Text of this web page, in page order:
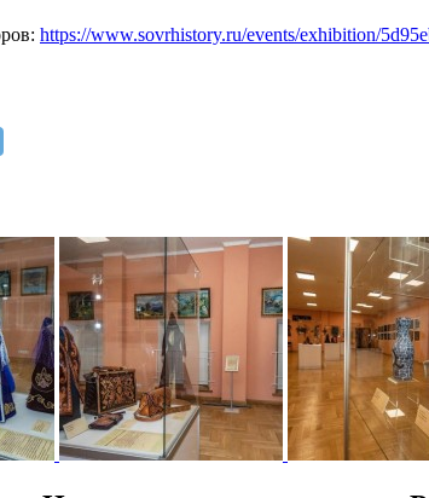
https://www.sovrhistory.ru/events/exhibition/